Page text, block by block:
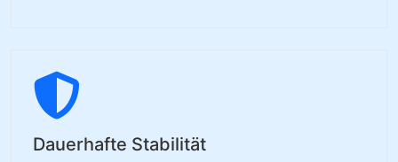
Dauerhafte Stabilität